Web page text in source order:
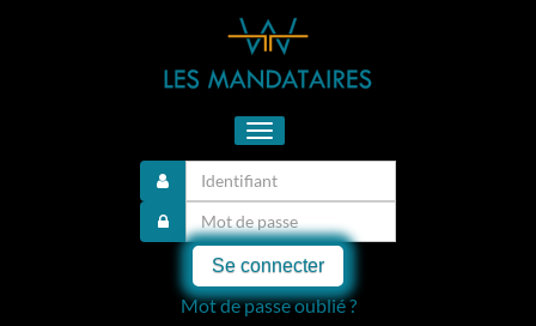
Toggle
navigation
Se connecter
Mot de passe oublié ?